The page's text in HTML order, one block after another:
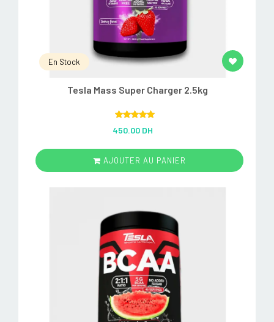
En Stock
Tesla Mass Super Charger 2.5kg
out of 5
450.00 DH
AJOUTER AU PANIER